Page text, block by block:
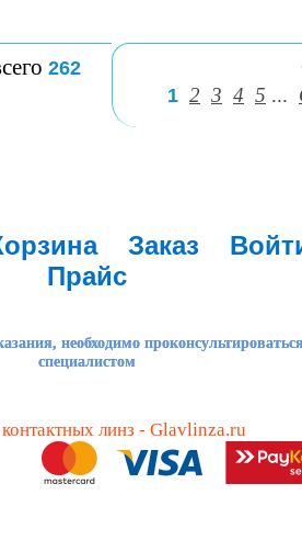
262
1 2 3 4 5 ...
Заказ
Прайс
необходимо
специалистом
линз - Glavlinza.ru